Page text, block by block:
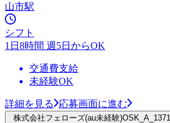
山市駅
シフト
1日8時間 週5日からOK
交通費支給
未経験OK
詳細を見る 応募画面に進む
株式会社フェローズ(au未経験